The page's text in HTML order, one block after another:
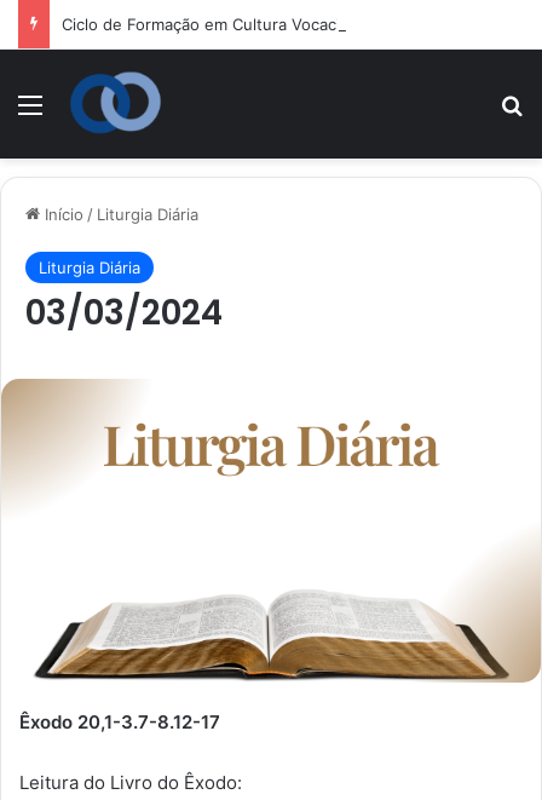
Menu
Início / Liturgia Diária
Liturgia Diária
03/03/2024
Êxodo 20,1-3.7-8.12-17
Leitura do Livro do Êxodo: